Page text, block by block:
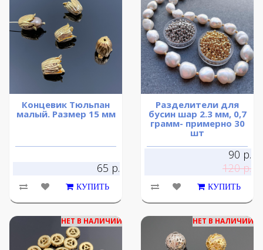
Концевик Тюльпан
малый. Размер 15 мм
65 р.
КУПИТЬ
Разделители для
бусин шар 2.3 мм, 0,7
грамм- примерно 30
шт
90 р.
120 р.
КУПИТЬ
НЕТ В НАЛИЧИИ НЕТ В НАЛИЧИИ